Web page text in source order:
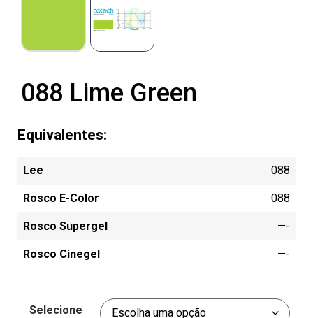
088 Lime Green
Equivalentes:
Lee 088
Rosco E-Color 088
Rosco Supergel —-
Rosco Cinegel —-
Selecione